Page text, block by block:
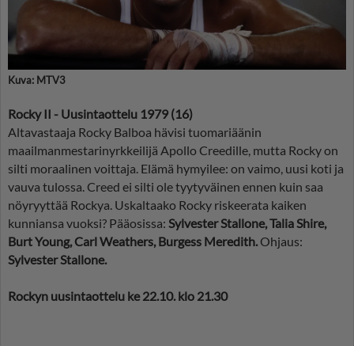
Kuva: MTV3
Rocky II - Uusintaottelu 1979 (16)
Altavastaaja Rocky Balboa hävisi tuomariäänin
maailmanmestarinyrkkeilijä Apollo Creedille, mutta Rocky on
silti moraalinen voittaja. Elämä hymyilee: on vaimo, uusi koti ja
vauva tulossa. Creed ei silti ole tyytyväinen ennen kuin saa
nöyryyttää Rockya. Uskaltaako Rocky riskeerata kaiken
kunniansa vuoksi? Pääosissa: Sylvester Stallone, Talia Shire,
Burt Young, Carl Weathers, Burgess Meredith. Ohjaus:
Sylvester Stallone.
Rockyn uusintaottelu ke 22.10. klo 21.30